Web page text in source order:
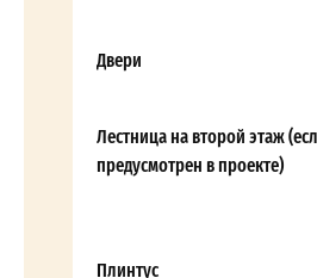
Двери
Лестница на второй этаж
предусмотрен в проекте)
Плинтус